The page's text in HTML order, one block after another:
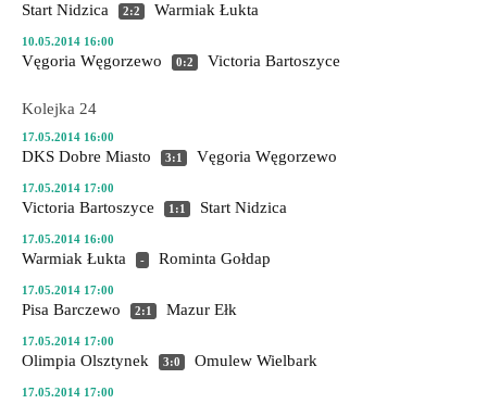
Start Nidzica 2:2 Warmiak Łukta
10.05.2014 16:00
Vęgoria Węgorzewo 0:2 Victoria Bartoszyce
Kolejka 24
17.05.2014 16:00
DKS Dobre Miasto 3:1 Vęgoria Węgorzewo
17.05.2014 17:00
Victoria Bartoszyce 1:1 Start Nidzica
17.05.2014 16:00
Warmiak Łukta - Rominta Gołdap
17.05.2014 17:00
Pisa Barczewo 2:1 Mazur Ełk
17.05.2014 17:00
Olimpia Olsztynek 3:0 Omulew Wielbark
17.05.2014 17:00